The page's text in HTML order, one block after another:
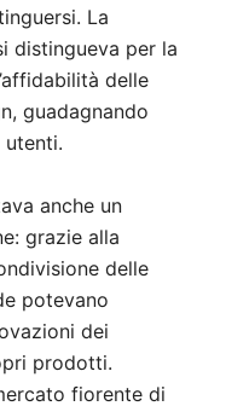
La
distingueva per la
delle
guadagnando
utenti.
anche un
grazie alla
delle
potevano
dei
prodotti.
fiorente di